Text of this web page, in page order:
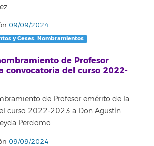
09/09/2024
y Ceses. Nombramientos
de Profesor
convocatoria del curso 2022-
de Profesor emérito de la
curso 2022-2023 a Don Agustín
Perdomo.
09/09/2024